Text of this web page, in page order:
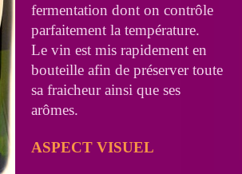
fermentation dont on contrôle
parfaitement la température.
Le vin est mis rapidement en
bouteille afin de préserver toute
sa fraicheur ainsi que ses
arômes.
ASPECT VISUEL